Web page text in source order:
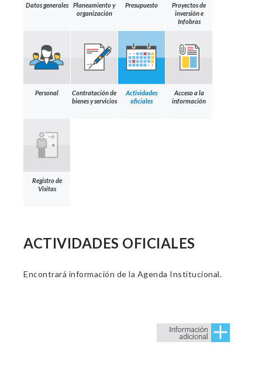
Datos generales
Planeamiento y
organización
Presupuesto
Proyectos de
inversión e
Infobras
Personal
Contratación de
bienes y servicios
Actividades
oficiales
Acceso a la
información
Registro de
Visitas
ACTIVIDADES OFICIALES
Encontrará información de la Agenda Institucional.